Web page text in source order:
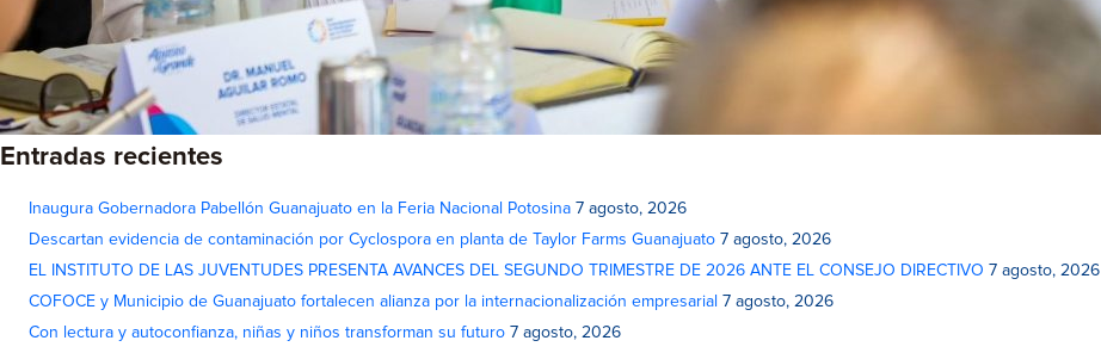
Entradas recientes
Inaugura Gobernadora Pabellón Guanajuato en la Feria Nacional Potosina 7 agosto, 2026
Descartan evidencia de contaminación por Cyclospora en planta de Taylor Farms Guanajuato 7 agosto, 2026
EL INSTITUTO DE LAS JUVENTUDES PRESENTA AVANCES DEL SEGUNDO TRIMESTRE DE 2026 ANTE EL CONSEJO DIRECTIVO 7 agosto, 2026
COFOCE y Municipio de Guanajuato fortalecen alianza por la internacionalización empresarial 7 agosto, 2026
Con lectura y autoconfianza, niñas y niños transforman su futuro 7 agosto, 2026